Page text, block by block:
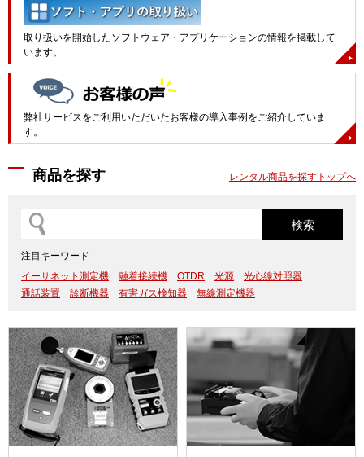
取り扱いを開始したソフトウェア・アプリケーションの情報を掲載して
います。
弊社サービスをご利用いただいたお客様の導入事例をご紹介していま
す。
商品を探す レンタル商品を探すトップへ
注目キーワード
イーサネット測定機
融着接続機 OTDR 光源
光心線対照器
通話装置
診断機器 有害ガス検知器 無線測定機器